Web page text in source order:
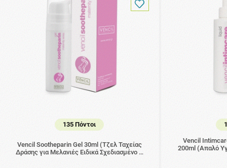
135 Πόντοι
Vencil Sootheparin Gel 30ml (Τζελ Ταχείας
Δράσης για Μελανιές Ειδικά Σχεδιασμένο …
Vencil
200ml (Απαλό